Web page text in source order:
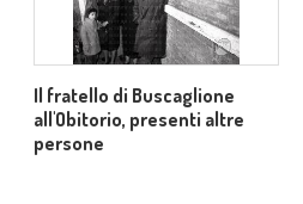
Il fratello di Buscaglione
all'Obitorio, presenti altre
persone